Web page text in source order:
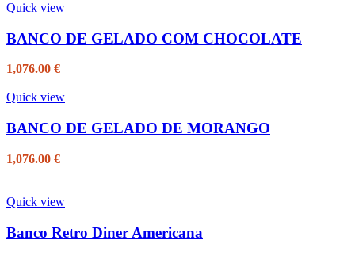
Quick view
BANCO DE GELADO COM CHOCOLATE
1,076.00 €
Quick view
BANCO DE GELADO DE MORANGO
1,076.00 €
Quick view
Banco Retro Diner Americana